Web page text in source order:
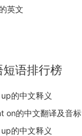
英文
短语排行榜
的中文释义
on的中文翻译及音标
的中文释义